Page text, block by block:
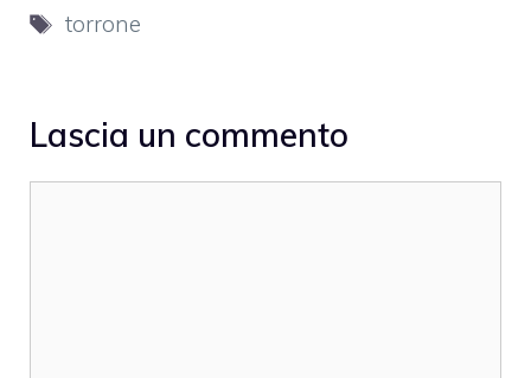
Tag
torrone
Lascia un commento